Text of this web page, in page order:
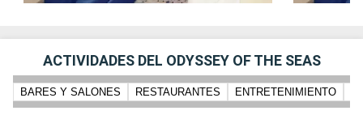
ACTIVIDADES DEL ODYSSEY OF THE SEAS
BARES Y SALONES RESTAURANTES ENTRETENIMIENTO